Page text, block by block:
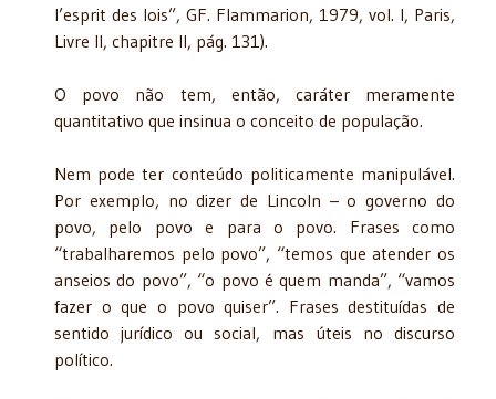
l’esprit des lois”, GF. Flammarion, 1979, vol. I, Paris,
Livre II, chapitre II, pág. 131).
O povo não tem, então, caráter meramente
quantitativo que insinua o conceito de população.
Nem pode ter conteúdo politicamente manipulável.
Por exemplo, no dizer de Lincoln – o governo do
povo, pelo povo e para o povo. Frases como
“trabalharemos pelo povo”, “temos que atender os
anseios do povo”, “o povo é quem manda”, “vamos
fazer o que o povo quiser”. Frases destituídas de
sentido jurídico ou social, mas úteis no discurso
político.